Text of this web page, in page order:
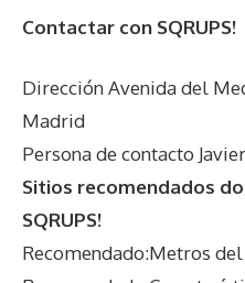
Contactar con SQRUPS!
Dirección Avenida del
Madrid
Persona de contacto
Sitios recomendados
SQRUPS!
Recomendado:Metros